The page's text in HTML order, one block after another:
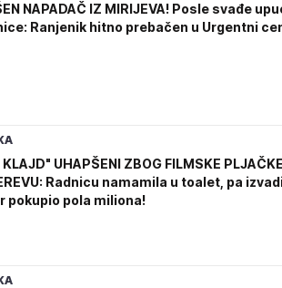
NAPADAČ IZ MIRIJЕVA! Posle svađe
Ranjenik hitno prebačen u Urgentni
KLAJD" UHAPŠENI ZBOG FILMSKE
Radnicu namamila u toalet, pa
pokupio pola miliona!